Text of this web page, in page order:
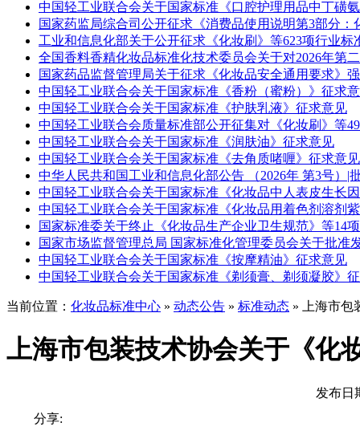
中国轻工业联合会关于国家标准《口腔护理用品中丁磺
国家药监局综合司公开征求《消费品使用说明第3部分
工业和信息化部关于公开征求《化妆刷》等623项行业标
全国香料香精化妆品标准化技术委员会关于对2026年第
国家药品监督管理局关于征求《化妆品安全通用要求》
中国轻工业联合会关于国家标准《香粉（蜜粉）》征求
中国轻工业联合会关于国家标准《护肤乳液》征求意见
中国轻工业联合会质量标准部公开征集对《化妆刷》等
中国轻工业联合会关于国家标准《润肤油》征求意见
中国轻工业联合会关于国家标准《去角质啫喱》征求意见
中华人民共和国工业和信息化部公告 （2026年 第3号）|
中国轻工业联合会关于国家标准《化妆品中人表皮生长
中国轻工业联合会关于国家标准《化妆品用着色剂溶剂
国家标准委关于终止《化妆品生产企业卫生规范》等14
国家市场监督管理总局 国家标准化管理委员会关于批准
中国轻工业联合会关于国家标准《按摩精油》征求意见
中国轻工业联合会关于国家标准《剃须膏、剃须凝胶》
当前位置： 化妆品标准中心 » 动态公告 » 标准动态 » 上海市包
上海市包装技术协会关于《化
发布日
分享: